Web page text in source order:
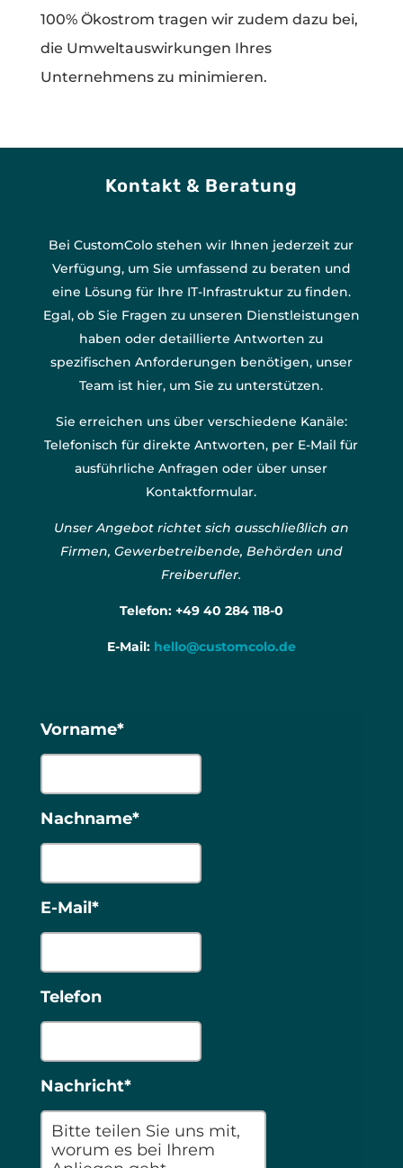
100% Ökostrom tragen wir zudem dazu bei,
die Umweltauswirkungen Ihres
Unternehmens zu minimieren.
Kontakt & Beratung
Bei CustomColo stehen wir Ihnen jederzeit zur
Verfügung, um Sie umfassend zu beraten und
eine Lösung für Ihre IT-Infrastruktur zu finden.
Egal, ob Sie Fragen zu unseren Dienstleistungen
haben oder detaillierte Antworten zu
spezifischen Anforderungen benötigen, unser
Team ist hier, um Sie zu unterstützen.
Sie erreichen uns über verschiedene Kanäle:
Telefonisch für direkte Antworten, per E-Mail für
ausführliche Anfragen oder über unser
Kontaktformular.
Unser Angebot richtet sich ausschließlich an
Firmen, Gewerbetreibende, Behörden und
Freiberufler.
Telefon: +49 40 284 118-0
E-Mail: hello@customcolo.de
Vorname*
Nachname*
E-Mail*
Telefon
Nachricht*